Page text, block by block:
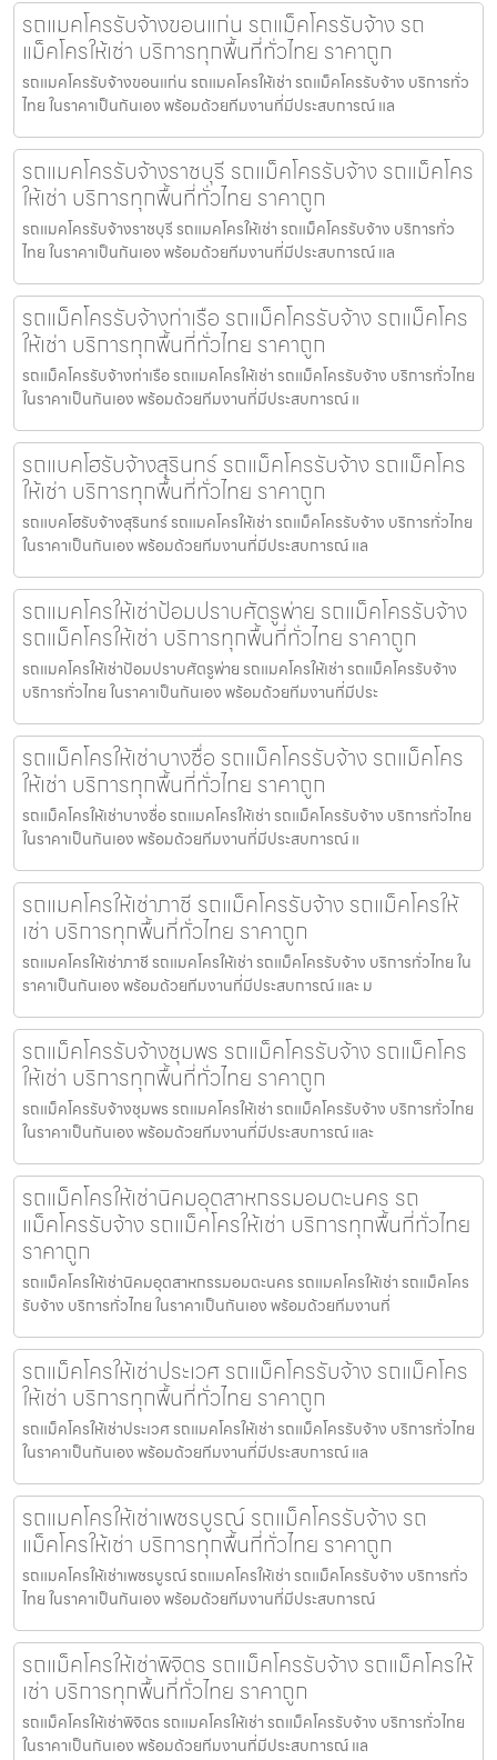
รถแมคโครรับจ้างขอนแก่น รถแม็คโครรับจ้าง รถ
แม็คโครให้เช่า บริการทุกพื้นที่ทั่วไทย ราคาถูก
รถแมคโครรับจ้างขอนแก่น รถแมคโครให้เช่า รถแม็คโครรับจ้าง บริการทั่ว
ไทย ในราคาเป็นกันเอง พร้อมด้วยทีมงานที่มีประสบการณ์ แล
รถแมคโครรับจ้างราชบุรี รถแม็คโครรับจ้าง รถแม็คโคร
ให้เช่า บริการทุกพื้นที่ทั่วไทย ราคาถูก
รถแมคโครรับจ้างราชบุรี รถแมคโครให้เช่า รถแม็คโครรับจ้าง บริการทั่ว
ไทย ในราคาเป็นกันเอง พร้อมด้วยทีมงานที่มีประสบการณ์ แล
รถแม็คโครรับจ้างท่าเรือ รถแม็คโครรับจ้าง รถแม็คโคร
ให้เช่า บริการทุกพื้นที่ทั่วไทย ราคาถูก
รถแม็คโครรับจ้างท่าเรือ รถแมคโครให้เช่า รถแม็คโครรับจ้าง บริการทั่วไทย
ในราคาเป็นกันเอง พร้อมด้วยทีมงานที่มีประสบการณ์ แ
รถแบคโฮรับจ้างสุรินทร์ รถแม็คโครรับจ้าง รถแม็คโคร
ให้เช่า บริการทุกพื้นที่ทั่วไทย ราคาถูก
รถแบคโฮรับจ้างสุรินทร์ รถแมคโครให้เช่า รถแม็คโครรับจ้าง บริการทั่วไทย
ในราคาเป็นกันเอง พร้อมด้วยทีมงานที่มีประสบการณ์ แล
รถแมคโครให้เช่าป้อมปราบศัตรูพ่าย รถแม็คโครรับจ้าง
รถแม็คโครให้เช่า บริการทุกพื้นที่ทั่วไทย ราคาถูก
รถแมคโครให้เช่าป้อมปราบศัตรูพ่าย รถแมคโครให้เช่า รถแม็คโครรับจ้าง
บริการทั่วไทย ในราคาเป็นกันเอง พร้อมด้วยทีมงานที่มีประ
รถแม็คโครให้เช่าบางซื่อ รถแม็คโครรับจ้าง รถแม็คโคร
ให้เช่า บริการทุกพื้นที่ทั่วไทย ราคาถูก
รถแม็คโครให้เช่าบางซื่อ รถแมคโครให้เช่า รถแม็คโครรับจ้าง บริการทั่วไทย
ในราคาเป็นกันเอง พร้อมด้วยทีมงานที่มีประสบการณ์ แ
รถแมคโครให้เช่าภาชี รถแม็คโครรับจ้าง รถแม็คโครให้
เช่า บริการทุกพื้นที่ทั่วไทย ราคาถูก
รถแมคโครให้เช่าภาชี รถแมคโครให้เช่า รถแม็คโครรับจ้าง บริการทั่วไทย ใน
ราคาเป็นกันเอง พร้อมด้วยทีมงานที่มีประสบการณ์ และ ม
รถแม็คโครรับจ้างชุมพร รถแม็คโครรับจ้าง รถแม็คโคร
ให้เช่า บริการทุกพื้นที่ทั่วไทย ราคาถูก
รถแม็คโครรับจ้างชุมพร รถแมคโครให้เช่า รถแม็คโครรับจ้าง บริการทั่วไทย
ในราคาเป็นกันเอง พร้อมด้วยทีมงานที่มีประสบการณ์ และ
รถแม็คโครให้เช่านิคมอุตสาหกรรมอมตะนคร รถ
แม็คโครรับจ้าง รถแม็คโครให้เช่า บริการทุกพื้นที่ทั่วไทย
ราคาถูก
รถแม็คโครให้เช่านิคมอุตสาหกรรมอมตะนคร รถแมคโครให้เช่า รถแม็คโคร
รับจ้าง บริการทั่วไทย ในราคาเป็นกันเอง พร้อมด้วยทีมงานที่
รถแม็คโครให้เช่าประเวศ รถแม็คโครรับจ้าง รถแม็คโคร
ให้เช่า บริการทุกพื้นที่ทั่วไทย ราคาถูก
รถแม็คโครให้เช่าประเวศ รถแมคโครให้เช่า รถแม็คโครรับจ้าง บริการทั่วไทย
ในราคาเป็นกันเอง พร้อมด้วยทีมงานที่มีประสบการณ์ แล
รถแมคโครให้เช่าเพชรบูรณ์ รถแม็คโครรับจ้าง รถ
แม็คโครให้เช่า บริการทุกพื้นที่ทั่วไทย ราคาถูก
รถแมคโครให้เช่าเพชรบูรณ์ รถแมคโครให้เช่า รถแม็คโครรับจ้าง บริการทั่ว
ไทย ในราคาเป็นกันเอง พร้อมด้วยทีมงานที่มีประสบการณ์
รถแม็คโครให้เช่าพิจิตร รถแม็คโครรับจ้าง รถแม็คโครให้
เช่า บริการทุกพื้นที่ทั่วไทย ราคาถูก
รถแม็คโครให้เช่าพิจิตร รถแมคโครให้เช่า รถแม็คโครรับจ้าง บริการทั่วไทย
ในราคาเป็นกันเอง พร้อมด้วยทีมงานที่มีประสบการณ์ แล